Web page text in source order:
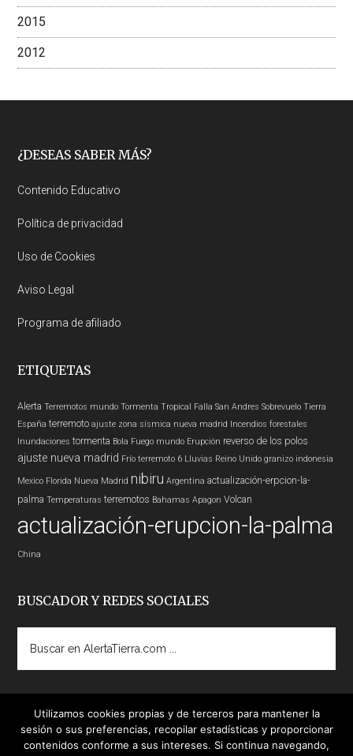
2015
2012
Footer
¿DESEAS SABER MÁS?
Contenido Educativo
Política de privacidad
Uso de Cookies
Aviso Legal
Programa de afiliado
ETIQUETAS
Alerta Terremotos mundo Tormenta Tropical Falla San Andres Sobrevuelo Tierra
España terremoto ajuste zona sísmica nueva madrid Incendios forestales
Inundaciones tormenta Bola Fuego mundo Erupción reverso de los polos
ajuste nueva madrid Frío terremoto 6 Lluvias Reino Unido granizo indonesia
Mexico Florida Nueva Madrid nibiru Argentina actualización-erpcion-la-
palma Temperaturas terremotos Bahamas Apagon Volcan
actualización-erupcion-la-palma
China
BUSCADOR Y REDES SOCIALES
AlertaTierra.com
Utilizamos cookies propias y de terceros para mantener la
sesión o sus preferencias, recopilar estadísticas y proporcionar
contenidos conforme a sus intereses. Si continua navegando,